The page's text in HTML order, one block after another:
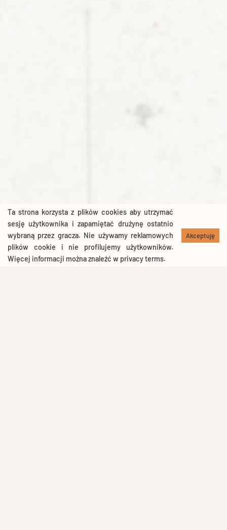
Ta strona korzysta z plików cookies aby utrzymać
sesję użytkownika i zapamiętać drużynę ostatnio
wybraną przez gracza. Nie używamy reklamowych
plików cookie i nie profilujemy użytkowników.
Więcej informacji można znaleźć w privacy terms.
Akceptuję